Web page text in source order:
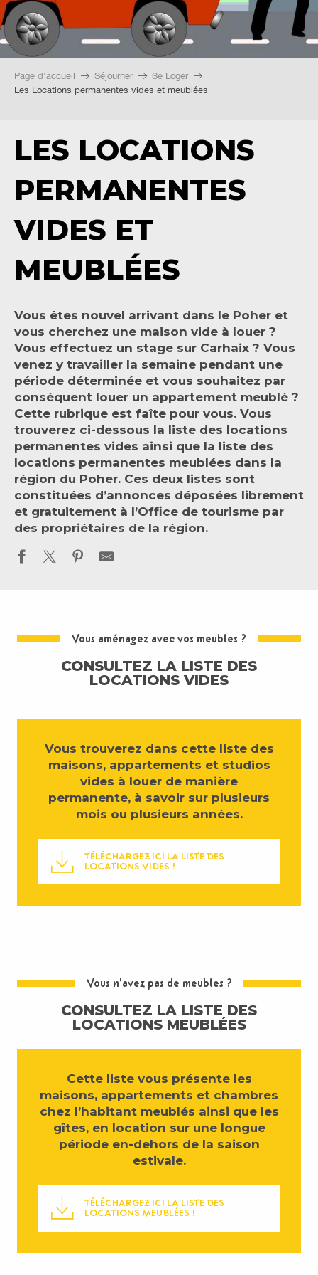
Page d’accueil Séjourner
Se Loger
Les Locations permanentes vides et meublées
LES LOCATIONS
PERMANENTES
VIDES ET
MEUBLÉES
Vous êtes nouvel arrivant dans le Poher et
vous cherchez une maison vide à louer ?
Vous effectuez un stage sur Carhaix ? Vous
venez y travailler la semaine pendant une
période déterminée et vous souhaitez par
conséquent louer un appartement meublé ?
Cette rubrique est faîte pour vous. Vous
trouverez ci-dessous la liste des locations
permanentes vides ainsi que la liste des
locations permanentes meublées dans la
région du Poher. Ces deux listes sont
constituées d’annonces déposées librement
et gratuitement à l’Office de tourisme par
des propriétaires de la région.
Vous aménagez avec vos meubles ?
CONSULTEZ LA LISTE DES
LOCATIONS VIDES
Vous trouverez dans cette liste des
maisons, appartements et studios
vides à louer de manière
permanente, à savoir sur plusieurs
mois ou plusieurs années.
TÉLÉCHARGEZ ICI LA LISTE DES
LOCATIONS VIDES !
Vous n'avez pas de meubles ?
CONSULTEZ LA LISTE DES
LOCATIONS MEUBLÉES
Cette liste vous présente les
maisons, appartements et chambres
chez l’habitant meublés ainsi que les
gîtes, en location sur une longue
période en-dehors de la saison
estivale.
TÉLÉCHARGEZ ICI LA LISTE DES
LOCATIONS MEUBLÉES !